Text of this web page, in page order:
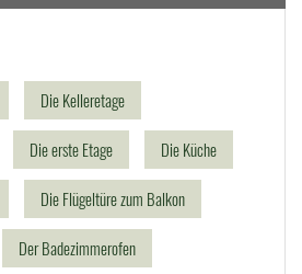
Die Kelleretage
Die erste Etage Die Küche
Die Flügeltüre zum Balkon
Der Badezimmerofen